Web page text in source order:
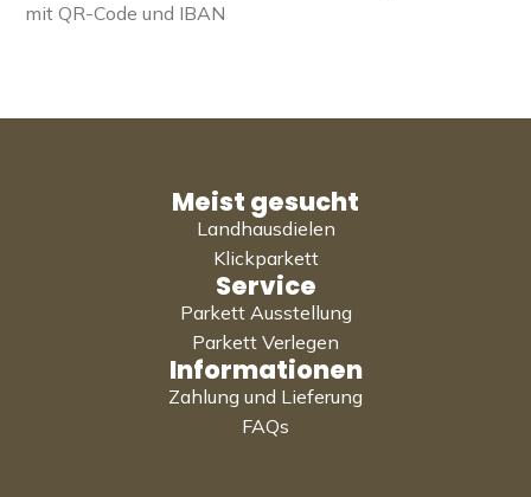
mit QR-Code und IBAN
Meist gesucht
Landhausdielen
Klickparkett
Service
Parkett Ausstellung
Parkett Verlegen
Informationen
Zahlung und Lieferung
FAQs